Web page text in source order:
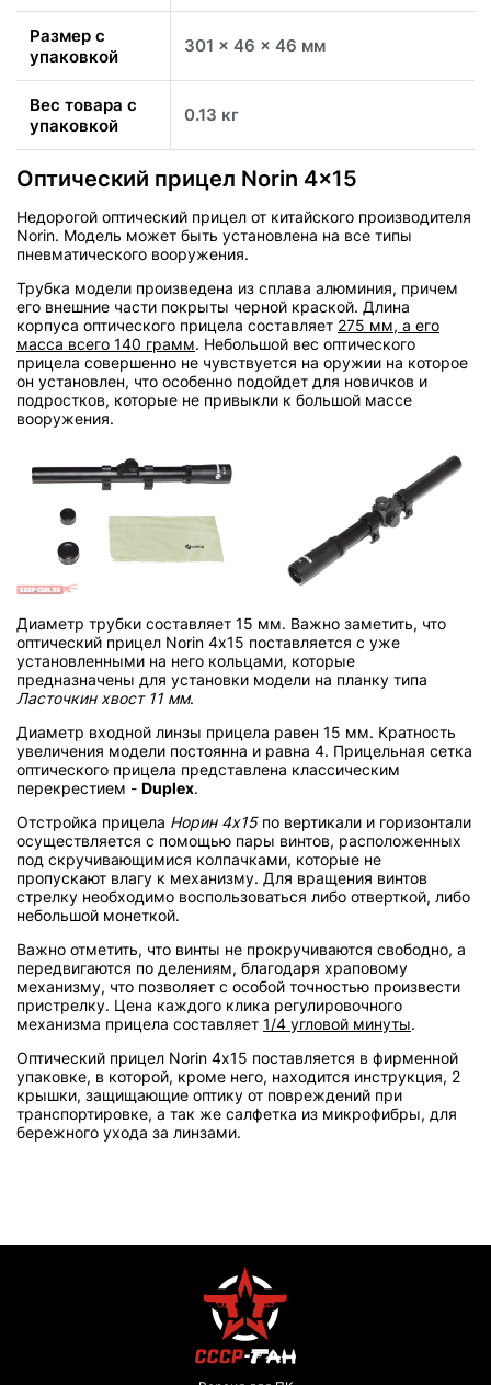
Размер с
упаковкой
301 x 46 x 46 мм
Вес товара с
упаковкой
0.13 кг
Оптический прицел Norin 4x15
Недорогой оптический прицел от китайского производителя
Norin. Модель может быть установлена на все типы
пневматического вооружения.
Трубка модели произведена из сплава алюминия, причем
его внешние части покрыты черной краской. Длина
корпуса оптического прицела составляет 275 мм, а его
масса всего 140 грамм. Небольшой вес оптического
прицела совершенно не чувствуется на оружии на которое
он установлен, что особенно подойдет для новичков и
подростков, которые не привыкли к большой массе
вооружения.
Диаметр трубки составляет 15 мм. Важно заметить, что
оптический прицел Norin 4х15 поставляется с уже
установленными на него кольцами, которые
предназначены для установки модели на планку типа
Ласточкин хвост 11 мм.
Диаметр входной линзы прицела равен 15 мм. Кратность
увеличения модели постоянна и равна 4. Прицельная сетка
оптического прицела представлена классическим
перекрестием - Duplex.
Отстройка прицела Норин 4х15по вертикали и горизонтали
осуществляется с помощью пары винтов, расположенных
под скручивающимися колпачками, которые не
пропускают влагу к механизму. Для вращения винтов
стрелку необходимо воспользоваться либо отверткой, либо
небольшой монеткой.
Важно отметить, что винты не прокручиваются свободно, а
передвигаются по делениям, благодаря храповому
механизму, что позволяет с особой точностью произвести
пристрелку. Цена каждого клика регулировочного
механизма прицела составляет 1/4 угловой минуты.
Оптический прицел Norin 4х15 поставляется в фирменной
упаковке, в которой, кроме него, находится инструкция, 2
крышки, защищающие оптику от повреждений при
транспортировке, а так же салфетка из микрофибры, для
бережного ухода за линзами.